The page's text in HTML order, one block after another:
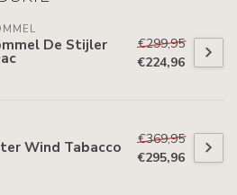
De Stijler
€299,95
€224,96
Wind Tabacco
€369,95
€295,96